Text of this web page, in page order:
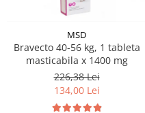
MSD
Bravecto 40-56 kg, 1 tableta
masticabila x 1400 mg
226,38 Lei
134,00 Lei